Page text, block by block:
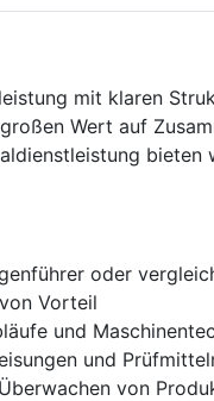
mit klaren
Wert auf
bieten
oder
Vorteil
und
und
von